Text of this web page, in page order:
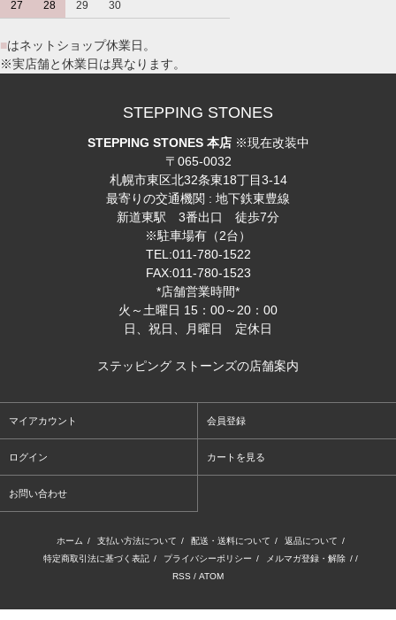
27
28 29 30
■はネットショップ休業日。
※実店舗と休業日は異なります。
STEPPING STONES
STEPPING STONES 本店※現在改装中
〒065-0032
札幌市東区北32条東18丁目3-14
最寄りの交通機関 : 地下鉄東豊線
新道東駅 3番出口 徒歩7分
※駐車場有（2台）
TEL:011-780-1522
FAX:011-780-1523
*店舗営業時間*
火～土曜日 15：00～20：00
日、祝日、月曜日 定休日
ステッピング ストーンズの店舗案内
マイアカウント 会員登録
ログイン カートを見る
お問い合わせ
ホーム / 支払い方法について / 配送・送料について / 返品について /
特定商取引法に基づく表記 / プライバシーポリシー / メルマガ登録・解除 / /
RSS / ATOM